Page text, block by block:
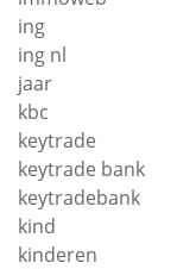
ing
ing nl
jaar
kbc
keytrade
keytrade bank
keytradebank
kind
kinderen